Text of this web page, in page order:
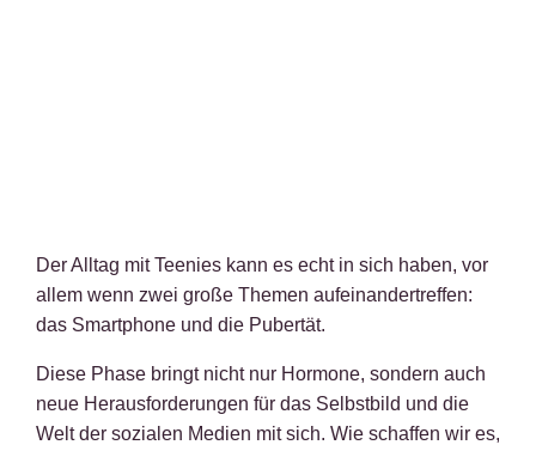
Der Alltag mit Teenies kann es echt in sich haben, vor
allem wenn zwei große Themen aufeinandertreffen:
das Smartphone und die Pubertät.
Diese Phase bringt nicht nur Hormone, sondern auch
neue Herausforderungen für das Selbstbild und die
Welt der sozialen Medien mit sich. Wie schaffen wir es,